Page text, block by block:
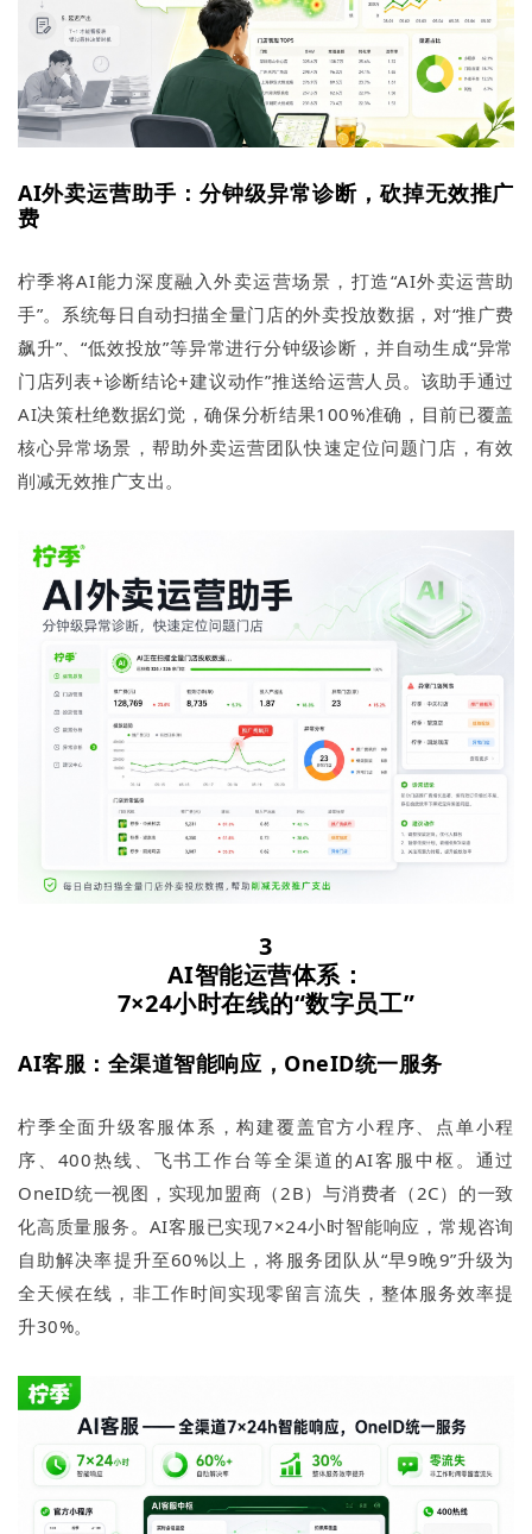
AI外卖运营助手：分钟级异常诊断，砍掉无效推广
费
柠季将AI能力深度融入外卖运营场景，打造“AI外卖运营助
手”。系统每日自动扫描全量门店的外卖投放数据，对“推广费
飙升”、“低效投放”等异常进行分钟级诊断，并自动生成“异常
门店列表+诊断结论+建议动作”推送给运营人员。该助手通过
AI决策杜绝数据幻觉，确保分析结果100%准确，目前已覆盖
核心异常场景，帮助外卖运营团队快速定位问题门店，有效
削减无效推广支出。
3
AI智能运营体系：
7×24小时在线的“数字员工”
AI客服：全渠道智能响应，OneID统一服务
柠季全面升级客服体系，构建覆盖官方小程序、点单小程
序、400热线、飞书工作台等全渠道的AI客服中枢。通过
OneID统一视图，实现加盟商（2B）与消费者（2C）的一致
化高质量服务。AI客服已实现7×24小时智能响应，常规咨询
自助解决率提升至60%以上，将服务团队从“早9晚9”升级为
全天候在线，非工作时间实现零留言流失，整体服务效率提
升30%。